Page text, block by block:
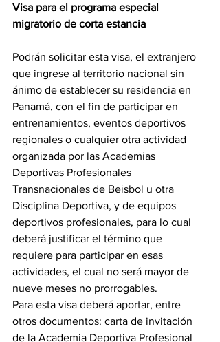
Visa para el programa especial
migratorio de corta estancia
Podrán solicitar esta visa, el extranjero
que ingrese al territorio nacional sin
ánimo de establecer su residencia en
Panamá, con el fin de participar en
entrenamientos, eventos deportivos
regionales o cualquier otra actividad
organizada por las Academias
Deportivas Profesionales
Transnacionales de Beisbol u otra
Disciplina Deportiva, y de equipos
deportivos profesionales, para lo cual
deberá justificar el término que
requiere para participar en esas
actividades, el cual no será mayor de
nueve meses no prorrogables.
Para esta visa deberá aportar, entre
otros documentos: carta de invitación
de la Academia Deportiva Profesional